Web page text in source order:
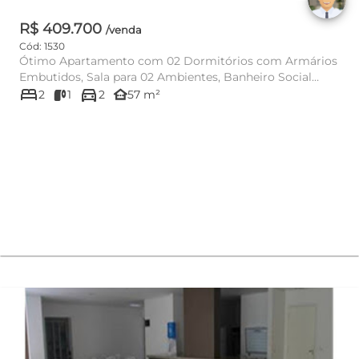
R$ 409.700 /venda
Cód: 1530
Ótimo Apartamento com 02 Dormitórios com Armários
Embutidos, Sala para 02 Ambientes, Banheiro Social
com Box e Armários...
bed2 1 directions_car2 other_houses57 m²